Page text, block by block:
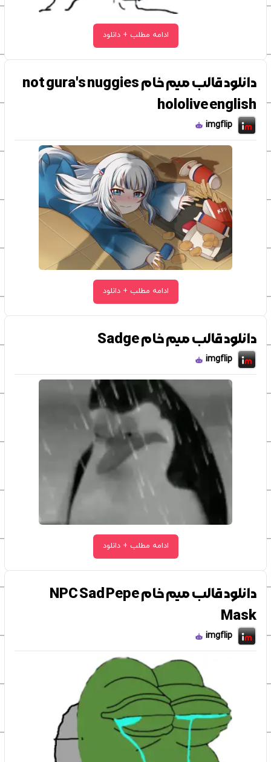
ادامه مطلب + دانلود
دانلود قالب میم خام not gura's nuggies
hololive english
imgflip
ادامه مطلب + دانلود
دانلود قالب میم خام Sadge
imgflip
ادامه مطلب + دانلود
دانلود قالب میم خام NPC Sad Pepe
Mask
imgflip